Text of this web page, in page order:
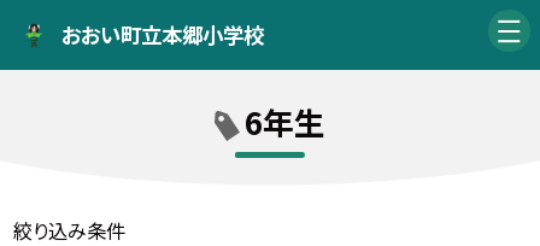
おおい町立本郷小学校
6年生
絞り込み条件